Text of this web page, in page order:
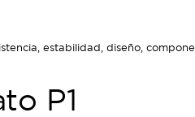
estabilidad, diseño,
P1